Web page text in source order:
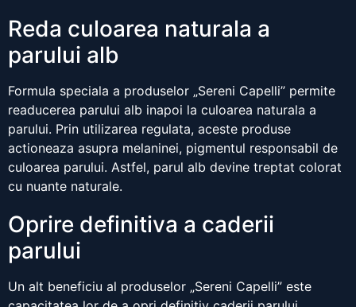
Reda culoarea naturala a
parului alb
Formula speciala a produselor „Sereni Capelli” permite
readucerea parului alb inapoi la culoarea naturala a
parului. Prin utilizarea regulata, aceste produse
actioneaza asupra melaninei, pigmentul responsabil de
culoarea parului. Astfel, parul alb devine treptat colorat
cu nuante naturale.
Oprire definitiva a caderii
parului
Un alt beneficiu al produselor „Sereni Capelli” este